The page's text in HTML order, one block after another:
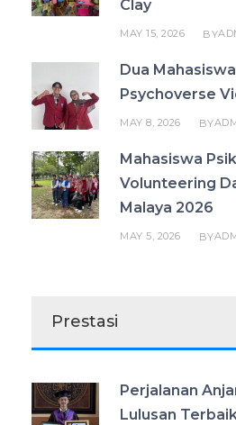
Clay
MAY 15, 2026 BY
Dua
Psychoverse
MAY 8, 2026 BY
Mahasiswa
Volunteering
Malaya 2026
MAY 5, 2026 BY
Prestasi
Perjalanan
Lulusan